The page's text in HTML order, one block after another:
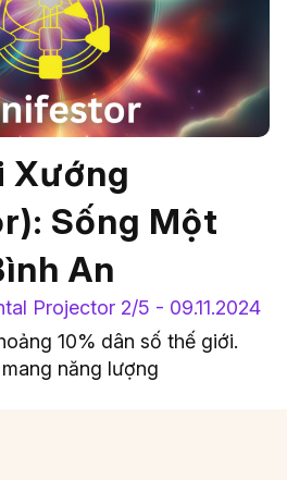
Xướng
Sống Một
An
Projector 2/5 - 09.11.2024
10% dân số thế giới.
năng lượng